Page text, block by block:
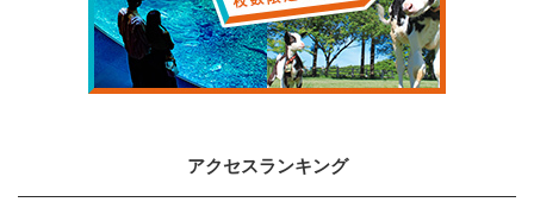
アクセスランキング